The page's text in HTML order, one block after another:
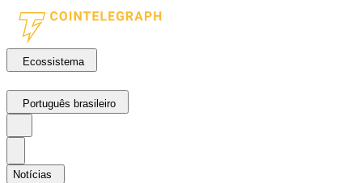
Ecossistema
Português brasileiro
Notícias